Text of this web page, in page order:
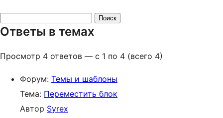
ответов:
Ответы в темах
Просмотр 4 ответов — с 1 по 4 (всего 4)
Форум: Темы и шаблоны
Тема: Переместить блок
Автор Syrex